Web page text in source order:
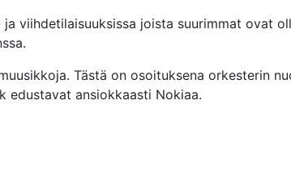
viihdetilaisuuksissa joista suurimmat ovat
Tästä on osoituksena orkesterin
edustavat ansiokkaasti Nokiaa.